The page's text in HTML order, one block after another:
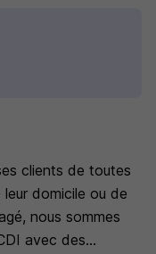
clients de toutes
domicile ou de
nous sommes
avec des